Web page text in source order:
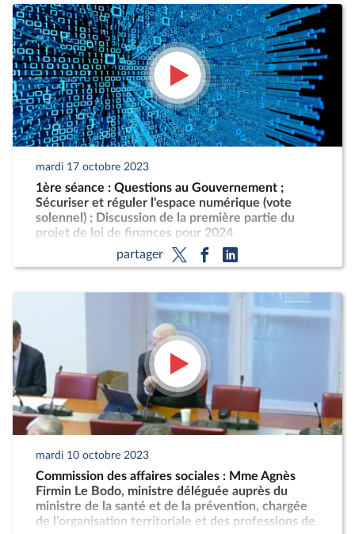
mardi 17 octobre 2023
1ère séance : Questions au Gouvernement ;
Sécuriser et réguler l'espace numérique (vote
solennel) ; Discussion de la première partie du
projet de loi de finances pour 2024
partager
mardi 10 octobre 2023
Commission des affaires sociales : Mme Agnès
Firmin Le Bodo, ministre déléguée auprès du
ministre de la santé et de la prévention, chargée
de l’organisation territoriale et des professions de